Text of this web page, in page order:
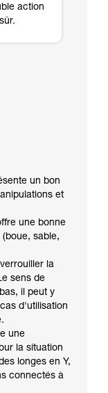
action
un bon
et
une bonne
sable,
la
sens de
il peut y
d'utilisation
une
la situation
longes en Y,
connectés à